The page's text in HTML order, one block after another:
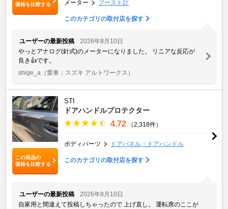
価格を比較する
メーター ブースト計
このカテゴリの取付店を探す
ユーザーの最新投稿
2026年8月10日
やっとアナログ(針式)のメーターになりました。 リニアな反応が
良き👍です。
shige_a （愛車：スズキ アルトワークス）
この商品の
価格を比較する
STI
ドアハンドルプロテクター
4.72 （2,318件）
ボディパーツ ドアパネル・ドアハンドル
このカテゴリの取付店を探す
ユーザーの最新投稿
2026年8月10日
自家用と間違えて投稿しちゃったので 上げ直し。 運転席のここが